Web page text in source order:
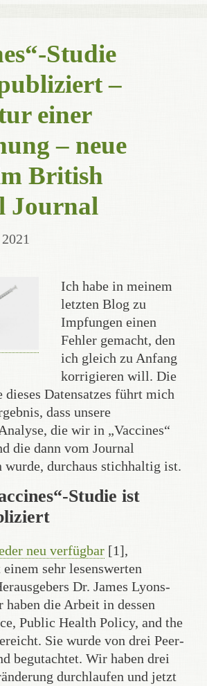
Studie
–
einer
– neue
British
Journal
Ich habe in meinem
letzten Blog zu
Impfungen einen
Fehler gemacht, den
ich gleich zu Anfang
korrigieren will. Die
dieses Datensatzes führt mich
dass unsere
die wir in „Vaccines“
die dann vom Journal
wurde, durchaus stichhaltig ist.
Studie ist
neu verfügbar [1],
sehr lesenswerten
Dr. James Lyons-
die Arbeit in dessen
Public Health Policy, and the
Sie wurde von drei Peer-
begutachtet. Wir haben drei
durchlaufen und jetzt